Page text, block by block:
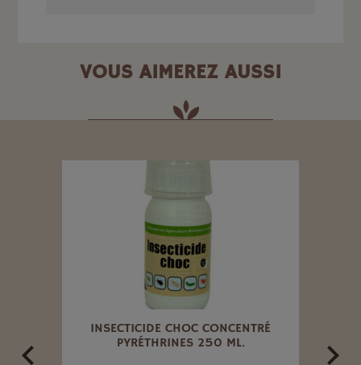
VOUS AIMEREZ AUSSI
INSECTICIDE CHOC CONCENTRÉ
PYRÉTHRINES 250 ML.